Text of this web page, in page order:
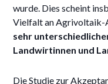
wurde. Dies scheint
Vielfalt an Agrivoltaik-
sehr
Landwirtinnen und
Die Studie zur